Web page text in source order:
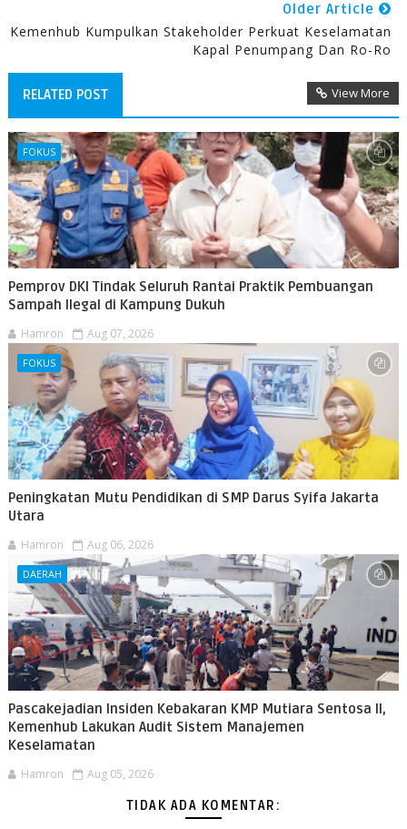
Older Article
Kemenhub Kumpulkan Stakeholder Perkuat Keselamatan
Kapal Penumpang Dan Ro-Ro
RELATED POST View More
FOKUS
Pemprov DKI Tindak Seluruh Rantai Praktik Pembuangan
Sampah Ilegal di Kampung Dukuh
Hamron Aug 07, 2026
FOKUS
Peningkatan Mutu Pendidikan di SMP Darus Syifa Jakarta
Utara
Hamron Aug 06, 2026
DAERAH
Pascakejadian Insiden Kebakaran KMP Mutiara Sentosa II,
Kemenhub Lakukan Audit Sistem Manajemen
Keselamatan
Hamron Aug 05, 2026
TIDAK ADA KOMENTAR: